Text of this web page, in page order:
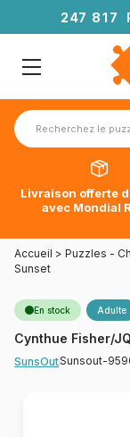
247 81 7
Livraison offerte
avec Mondial
Accueil > Puzzles -
Sunset
En stock Adulte
Cynthue Fisher/
SunsOutSunsout-